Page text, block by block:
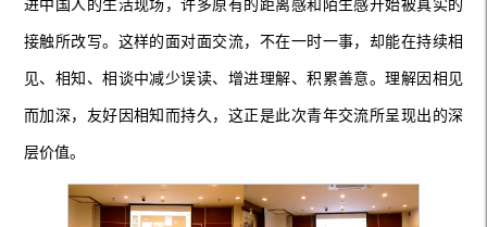
进中国人的生活现场，许多原有的距离感和陌生感开始被真实的
接触所改写。这样的面对面交流，不在一时一事，却能在持续相
见、相知、相谈中减少误读、增进理解、积累善意。理解因相见
而加深，友好因相知而持久，这正是此次青年交流所呈现出的深
层价值。